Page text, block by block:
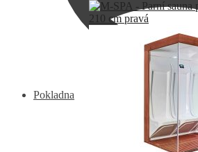
Pokladna